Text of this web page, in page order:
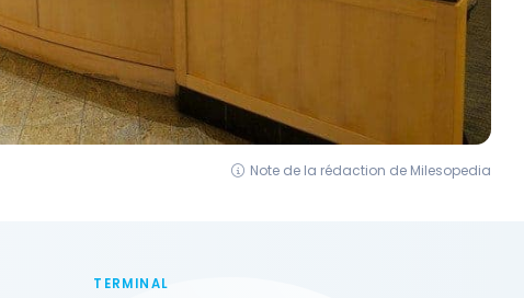
Note de la rédaction de Milesopedia
TERMINAL